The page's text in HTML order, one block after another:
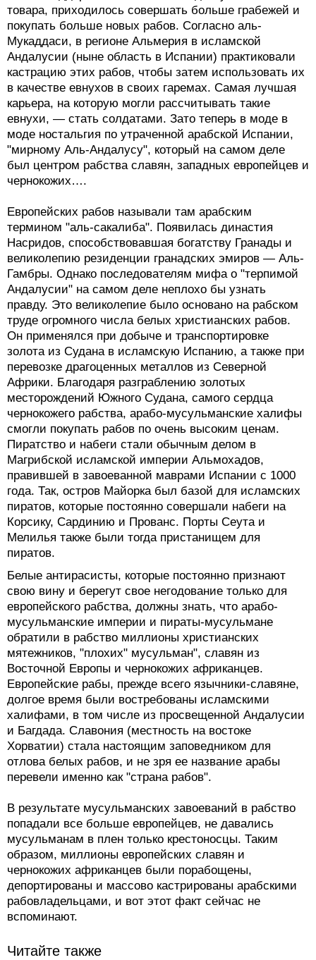
товара, приходилось совершать больше грабежей и
покупать больше новых рабов. Согласно аль-
Мукаддаси, в регионе Альмерия в исламской
Андалусии (ныне область в Испании) практиковали
кастрацию этих рабов, чтобы затем использовать их
в качестве евнухов в своих гаремах. Самая лучшая
карьера, на которую могли рассчитывать такие
евнухи, — стать солдатами. Зато теперь в моде в
моде ностальгия по утраченной арабской Испании,
"мирному Аль-Андалусу", который на самом деле
был центром рабства славян, западных европейцев и
чернокожих….
Европейских рабов называли там арабским
термином "аль-сакалиба". Появилась династия
Насридов, способствовавшая богатству Гранады и
великолепию резиденции гранадских эмиров — Аль-
Гамбры. Однако последователям мифа о "терпимой
Андалусии" на самом деле неплохо бы узнать
правду. Это великолепие было основано на рабском
труде огромного числа белых христианских рабов.
Он применялся при добыче и транспортировке
золота из Судана в исламскую Испанию, а также при
перевозке драгоценных металлов из Северной
Африки. Благодаря разграблению золотых
месторождений Южного Судана, самого сердца
чернокожего рабства, арабо-мусульманские халифы
смогли покупать рабов по очень высоким ценам.
Пиратство и набеги стали обычным делом в
Магрибской исламской империи Альмохадов,
правившей в завоеванной маврами Испании с 1000
года. Так, остров Майорка был базой для исламских
пиратов, которые постоянно совершали набеги на
Корсику, Сардинию и Прованс. Порты Сеута и
Мелилья также были тогда пристанищем для
пиратов.
Белые антирасисты, которые постоянно признают
свою вину и берегут свое негодование только для
европейского рабства, должны знать, что арабо-
мусульманские империи и пираты-мусульмане
обратили в рабство миллионы христианских
мятежников, "плохих" мусульман", славян из
Восточной Европы и чернокожих африканцев.
Европейские рабы, прежде всего язычники-славяне,
долгое время были востребованы исламскими
халифами, в том числе из просвещенной Андалусии
и Багдада. Славония (местность на востоке
Хорватии) стала настоящим заповедником для
отлова белых рабов, и не зря ее название арабы
перевели именно как "страна рабов".
В результате мусульманских завоеваний в рабство
попадали все больше европейцев, не давались
мусульманам в плен только крестоносцы. Таким
образом, миллионы европейских славян и
чернокожих африканцев были порабощены,
депортированы и массово кастрированы арабскими
рабовладельцами, и вот этот факт сейчас не
вспоминают.
Читайте также